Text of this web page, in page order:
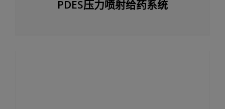
PDES压力喷射给药系统